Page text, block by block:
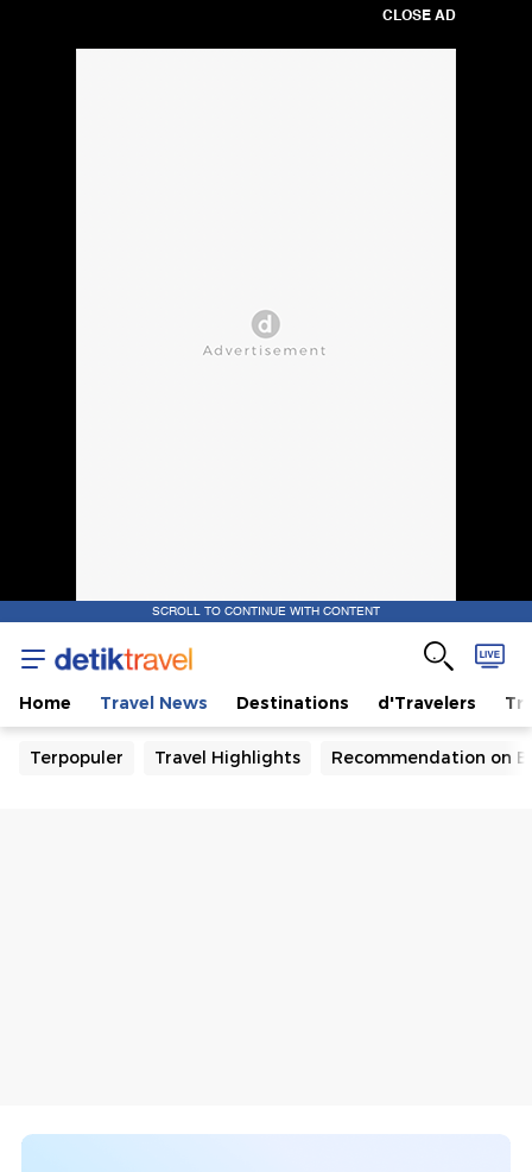
CLOSE AD
SCROLL TO CONTINUE WITH CONTENT
Home Travel News Destinations d'Travelers
Terpopuler Travel Highlights Recommendation on